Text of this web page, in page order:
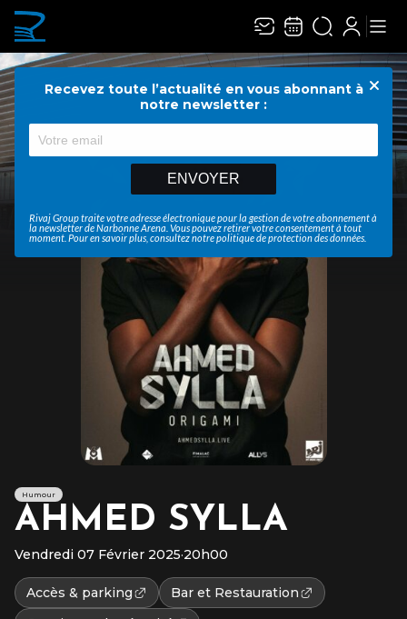
Recevez toute l’actualité en vous abonnant à
notre newsletter :
ENVOYER
Rivaj Group traite votre adresse électronique pour la gestion de votre abonnement à
la newsletter deNarbonne Arena . Vous pouvez retirer votre consentement à tout
moment. Pour en savoir plus, consultez notrepolitique de protection des données
Humour
AHMED SYLLA
Vendredi 07 Février 2025·20h00
Accès & parking
Bar et Restauration